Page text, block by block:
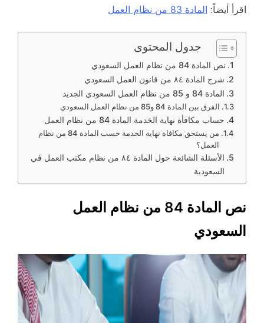
اقرأ أيضاً: المادة 83 من نظام العمل
جدول المحتوى
نص المادة 84 من نظام العمل السعودي
شرح المادة ٨٤ من قانون العمل السعودي
المادة 84 و 85 من نظام العمل السعودي الجديد
الفرق بين المادة 84 و85 من نظام العمل السعودي
حساب مكافأة نهاية الخدمة المادة 84 من نظام العمل
من يستحق مكافاة نهاية الخدمة حسب المادة 84 من نظام
العمل؟
الأسئلة الشائعة حول المادة ٨٤ من نظام مكتب العمل في
السعودية
نص المادة 84 من نظام العمل
السعودي